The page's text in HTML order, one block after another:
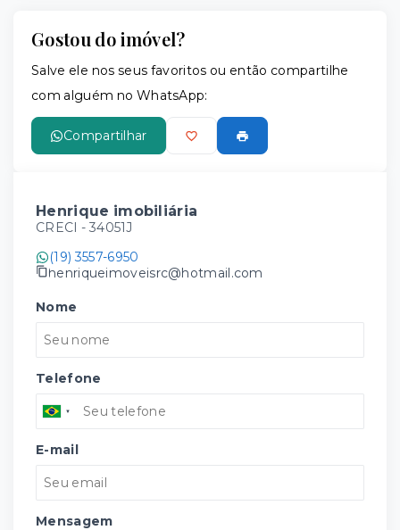
Gostou do imóvel?
Salve ele nos seus favoritos ou então compartilhe
com alguém no WhatsApp:
Compartilhar
Henrique imobiliária
CRECI - 34051J
(19) 3557-6950
henriqueimoveisrc@hotmail.com
Nome
Telefone
E-mail
Mensagem